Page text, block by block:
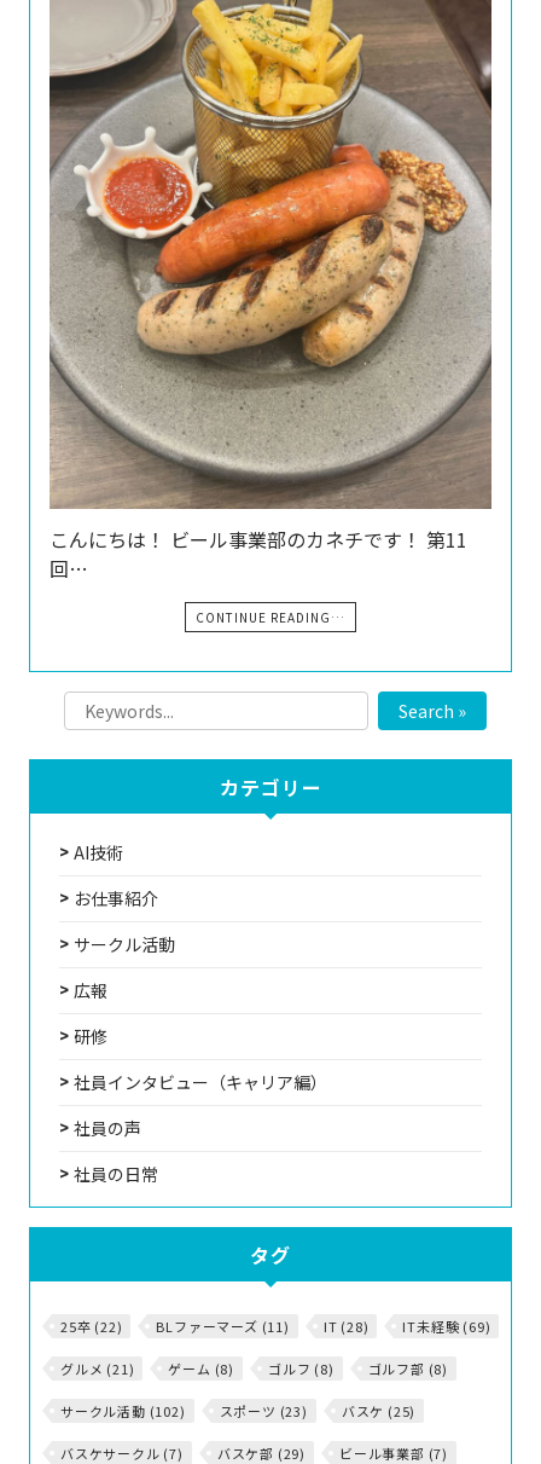
こんにちは！ ビール事業部のカネチです！ 第11
回…
CONTINUE READING…
Search »
カテゴリー
AI技術
お仕事紹介
サークル活動
広報
研修
社員インタビュー（キャリア編）
社員の声
社員の日常
タグ
25卒 (22) BLファーマーズ (11) IT (28) IT未経験 (69)
グルメ (21) ゲーム (8) ゴルフ (8) ゴルフ部 (8)
サークル活動 (102) スポーツ (23) バスケ (25)
バスケサークル (7) バスケ部 (29) ビール事業部 (7)